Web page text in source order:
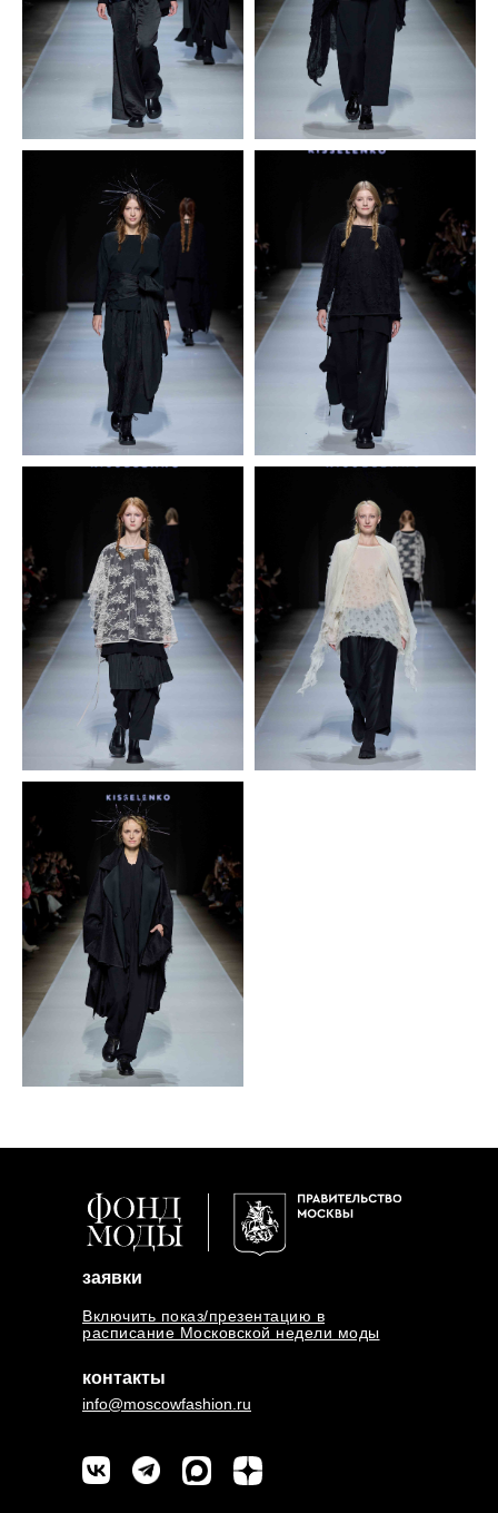
контакты
info@moscowfashion.ru
заявки
Включить показ/презентацию в
расписание Московской недели моды